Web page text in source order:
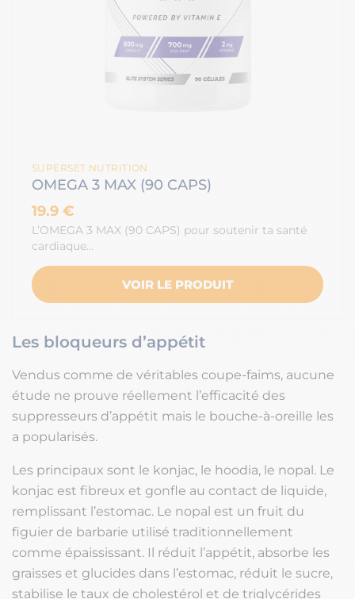
SUPERSET NUTRITION
OMEGA 3 MAX (90 CAPS)
19.9 €
L’OMEGA 3 MAX (90 CAPS) pour soutenir ta santé
cardiaque…
VOIR LE PRODUIT
Les bloqueurs d’appétit
Vendus comme de véritables coupe-faims, aucune
étude ne prouve réellement l’efficacité des
suppresseurs d’appétit mais le bouche-à-oreille les
a popularisés.
Les principaux sont le konjac, le hoodia, le nopal. Le
konjac est fibreux et gonfle au contact de liquide,
remplissant l’estomac. Le nopal est un fruit du
figuier de barbarie utilisé traditionnellement
comme épaississant. Il réduit l’appétit, absorbe les
graisses et glucides dans l’estomac, réduit le sucre,
stabilise le taux de cholestérol et de triglycérides